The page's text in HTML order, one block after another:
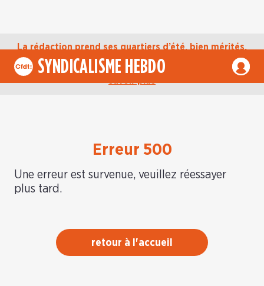
La rédaction prend ses quartiers d’été, bien mérités,
jusqu’au mardi 1er septembre. D’ici là, retrouvez
l’actualité de la CFDT sur notre compte Bluesky. En
SYNDICALISME HEBDO
Erreur 500
Une erreur est survenue, veuillez réessayer
plus tard.
retour à l'accueil